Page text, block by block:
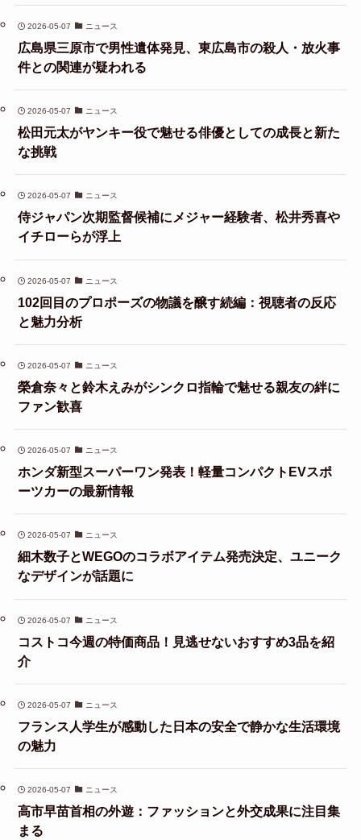
2026-05-07 ニュース
広島県三原市で男性遺体発見、東広島市の殺人・放火事
件との関連が疑われる
2026-05-07 ニュース
松田元太がヤンキー役で魅せる俳優としての成長と新た
な挑戦
2026-05-07 ニュース
侍ジャパン次期監督候補にメジャー経験者、松井秀喜や
イチローらが浮上
2026-05-07 ニュース
102回目のプロポーズの物議を醸す続編：視聴者の反応
と魅力分析
2026-05-07 ニュース
榮倉奈々と鈴木えみがシンクロ指輪で魅せる親友の絆に
ファン歓喜
2026-05-07 ニュース
ホンダ新型スーパーワン発表！軽量コンパクトEVスポ
ーツカーの最新情報
2026-05-07 ニュース
細木数子とWEGOのコラボアイテム発売決定、ユニーク
なデザインが話題に
2026-05-07 ニュース
コストコ今週の特価商品！見逃せないおすすめ3品を紹
介
2026-05-07 ニュース
フランス人学生が感動した日本の安全で静かな生活環境
の魅力
2026-05-07 ニュース
高市早苗首相の外遊：ファッションと外交成果に注目集
まる